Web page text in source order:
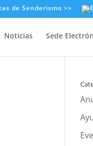
de Senderismo >>
Noticias Sede